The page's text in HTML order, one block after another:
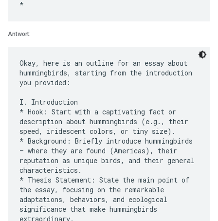
Antwort:
Okay, here is an outline for an essay about
hummingbirds, starting from the introduction
you provided:
I. Introduction
* Hook: Start with a captivating fact or
description about hummingbirds (e.g., their
speed, iridescent colors, or tiny size).
* Background: Briefly introduce hummingbirds
– where they are found (Americas), their
reputation as unique birds, and their general
characteristics.
* Thesis Statement: State the main point of
the essay, focusing on the remarkable
adaptations, behaviors, and ecological
significance that make hummingbirds
extraordinary.